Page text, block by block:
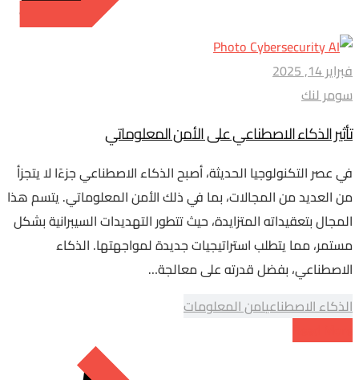
فبراير 14, 2025
سومر لنك
تأثير الذكاء الاصطناعي على الأمن المعلوماتي
في عصر التكنولوجيا الحديثة، أصبح الذكاء الاصطناعي جزءًا لا يتجزأ
من العديد من المجالات، بما في ذلك الأمن المعلوماتي. يتسم هذا
المجال بتعقيداته المتزايدة، حيث تتطور التهديدات السيبرانية بشكل
مستمر، مما يتطلب استراتيجيات جديدة لمواجهتها. الذكاء
الاصطناعي، بفضل قدرته على معالجة…
الذكاء الاصطناعيامن المعلومات